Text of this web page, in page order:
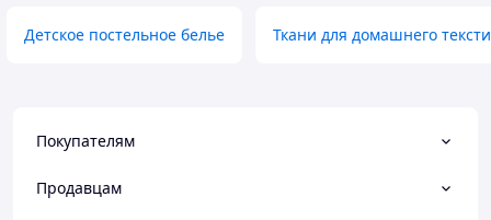
Детское постельное белье Ткани для домашнего
Покупателям
Продавцам